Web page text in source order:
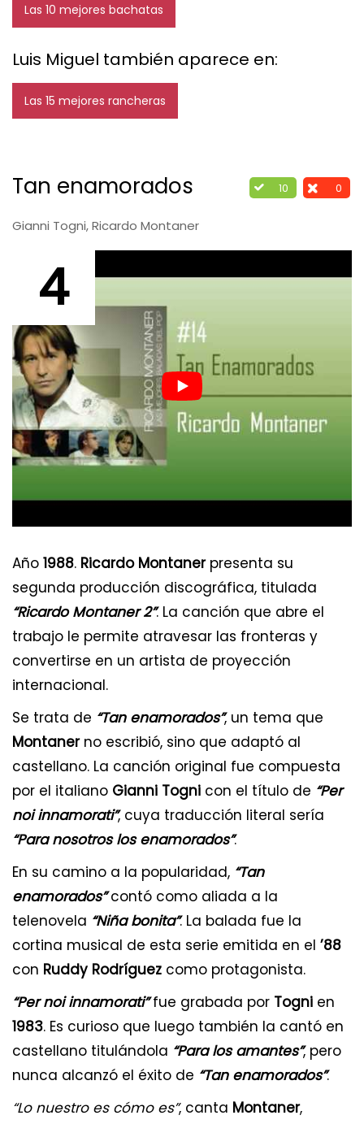
Las 10 mejores bachatas
Luis Miguel también aparece en:
Las 15 mejores rancheras
10 0
Tan enamorados
Gianni Togni, Ricardo Montaner
4
Año 1988. Ricardo Montanerpresenta su
segunda producción discográfica, titulada
“Ricardo Montaner 2”. La canción que abre el
trabajo le permite atravesar las fronteras y
convertirse en un artista de proyección
internacional.
Se trata de “Tan enamorados”, un tema que
Montanerno escribió, sino que adaptó al
castellano. La canción original fue compuesta
por el italiano Gianni Togni con el título de “Per
noi innamorati”, cuya traducción literal sería
“Para nosotros los enamorados”.
En su camino a la popularidad, “Tan
enamorados”contó como aliada a la
telenovela “Niña bonita”. La balada fue la
cortina musical de esta serie emitida en el ’88
con Ruddy Rodríguez como protagonista.
“Per noi innamorati”fue grabada por Togni en
1983. Es curioso que luego también la cantó en
castellano titulándola “Para los amantes”, pero
nunca alcanzó el éxito de “Tan enamorados”.
“Lo nuestro es cómo es”, canta Montaner,